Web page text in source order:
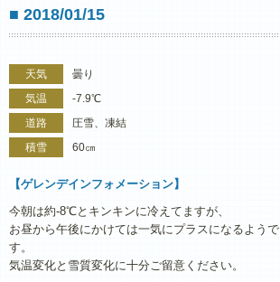
■ 2018/01/15
天気
曇り
気温
-7.9℃
道路
圧雪、凍結
積雪
60㎝
【ゲレンデインフォメーション】
今朝は約-8℃とキンキンに冷えてますが、
お昼から午後にかけては一気にプラスになるようで
す。
気温変化と雪質変化に十分ご留意ください。